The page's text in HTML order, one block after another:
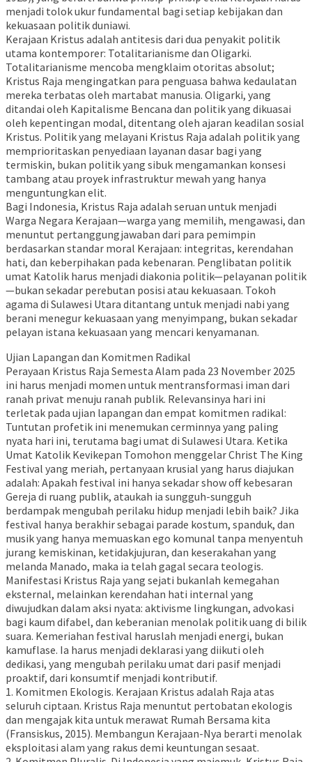
menjadi tolok ukur fundamental bagi setiap kebijakan dan
kekuasaan politik duniawi.
Kerajaan Kristus adalah antitesis dari dua penyakit politik
utama kontemporer: Totalitarianisme dan Oligarki.
Totalitarianisme mencoba mengklaim otoritas absolut;
Kristus Raja mengingatkan para penguasa bahwa kedaulatan
mereka terbatas oleh martabat manusia. Oligarki, yang
ditandai oleh Kapitalisme Bencana dan politik yang dikuasai
oleh kepentingan modal, ditentang oleh ajaran keadilan sosial
Kristus. Politik yang melayani Kristus Raja adalah politik yang
memprioritaskan penyediaan layanan dasar bagi yang
termiskin, bukan politik yang sibuk mengamankan konsesi
tambang atau proyek infrastruktur mewah yang hanya
menguntungkan elit.
Bagi Indonesia, Kristus Raja adalah seruan untuk menjadi
Warga Negara Kerajaan—warga yang memilih, mengawasi, dan
menuntut pertanggungjawaban dari para pemimpin
berdasarkan standar moral Kerajaan: integritas, kerendahan
hati, dan keberpihakan pada kebenaran. Penglibatan politik
umat Katolik harus menjadi diakonia politik—pelayanan politik
—bukan sekadar perebutan posisi atau kekuasaan. Tokoh
agama di Sulawesi Utara ditantang untuk menjadi nabi yang
berani menegur kekuasaan yang menyimpang, bukan sekadar
pelayan istana kekuasaan yang mencari kenyamanan.
Ujian Lapangan dan Komitmen Radikal
Perayaan Kristus Raja Semesta Alam pada 23 November 2025
ini harus menjadi momen untuk mentransformasi iman dari
ranah privat menuju ranah publik. Relevansinya hari ini
terletak pada ujian lapangan dan empat komitmen radikal:
Tuntutan profetik ini menemukan cerminnya yang paling
nyata hari ini, terutama bagi umat di Sulawesi Utara. Ketika
Umat Katolik Kevikepan Tomohon menggelar Christ The King
Festival yang meriah, pertanyaan krusial yang harus diajukan
adalah: Apakah festival ini hanya sekadar show off kebesaran
Gereja di ruang publik, ataukah ia sungguh-sungguh
berdampak mengubah perilaku hidup menjadi lebih baik? Jika
festival hanya berakhir sebagai parade kostum, spanduk, dan
musik yang hanya memuaskan ego komunal tanpa menyentuh
jurang kemiskinan, ketidakjujuran, dan keserakahan yang
melanda Manado, maka ia telah gagal secara teologis.
Manifestasi Kristus Raja yang sejati bukanlah kemegahan
eksternal, melainkan kerendahan hati internal yang
diwujudkan dalam aksi nyata: aktivisme lingkungan, advokasi
bagi kaum difabel, dan keberanian menolak politik uang di bilik
suara. Kemeriahan festival haruslah menjadi energi, bukan
kamuflase. Ia harus menjadi deklarasi yang diikuti oleh
dedikasi, yang mengubah perilaku umat dari pasif menjadi
proaktif, dari konsumtif menjadi kontributif.
1. Komitmen Ekologis. Kerajaan Kristus adalah Raja atas
seluruh ciptaan. Kristus Raja menuntut pertobatan ekologis
dan mengajak kita untuk merawat Rumah Bersama kita
(Fransiskus, 2015). Membangun Kerajaan-Nya berarti menolak
eksploitasi alam yang rakus demi keuntungan sesaat.